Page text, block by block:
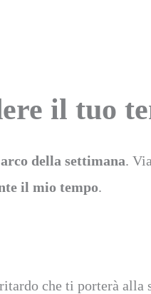
il tuo
della settimana.
il mio tempo.
che ti porterà alla